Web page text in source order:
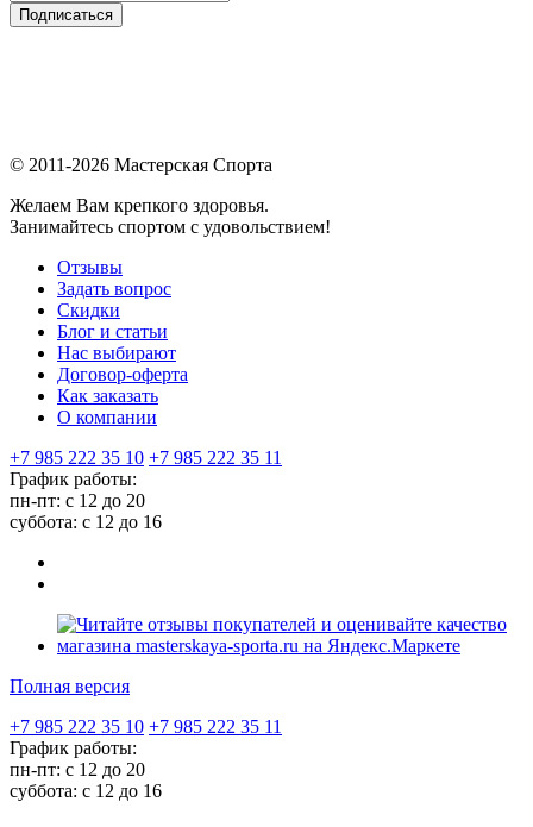
Подписаться
© 2011-2026 Мастерская Спорта
Желаем Вам крепкого здоровья.
Занимайтесь спортом с удовольствием!
Отзывы
Задать вопрос
Скидки
Блог и статьи
Нас выбирают
Договор-оферта
Как заказать
О компании
+7 985 222 35 10 +7 985 222 35 11
График работы:
пн-пт: с 12 до 20
суббота: c 12 до 16
Полная версия
+7 985 222 35 10 +7 985 222 35 11
График работы:
пн-пт: с 12 до 20
суббота: c 12 до 16